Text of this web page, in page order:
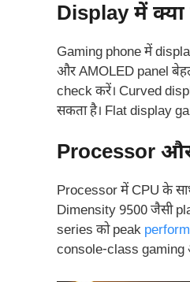
Display में
Gaming phone में
और AMOLED panel
check करें। Curved
सकता है। Flat display
Processor
Processor में CPU के
Dimensity 9500 जैसी
series को peak
console-class gaming